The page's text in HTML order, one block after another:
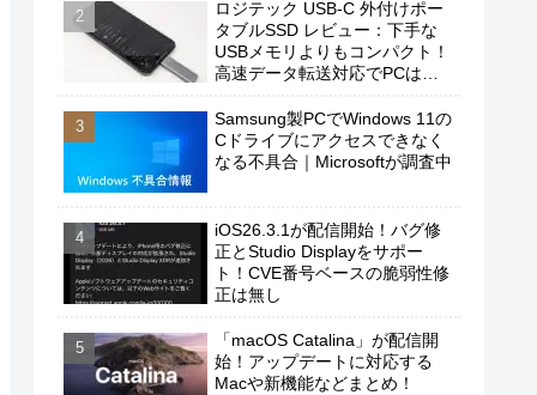
ロジテック USB-C 外付けポー
タブルSSD レビュー：下手な
USBメモリよりもコンパクト！
高速データ転送対応でPCは勿
もおすすめ！
Samsung製PCでWindows 11の
Cドライブにアクセスできなく
なる不具合｜Microsoftが調査中
iOS26.3.1が配信開始！バグ修
正とStudio Displayをサポー
ト！CVE番号ベースの脆弱性修
正は無し
「macOS Catalina」が配信開
始！アップデートに対応する
Macや新機能などまとめ！